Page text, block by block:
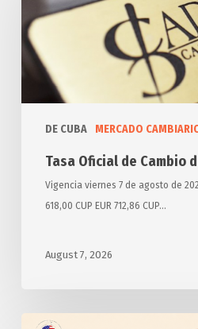
DE CUBA MERCADO
Cambio
de
Monedas
Tasa Oficial de Cambio
Vigencia viernes 7 de agosto de
618,00 CUP EUR 712,86 CUP…
August 7, 2026
Anuncia